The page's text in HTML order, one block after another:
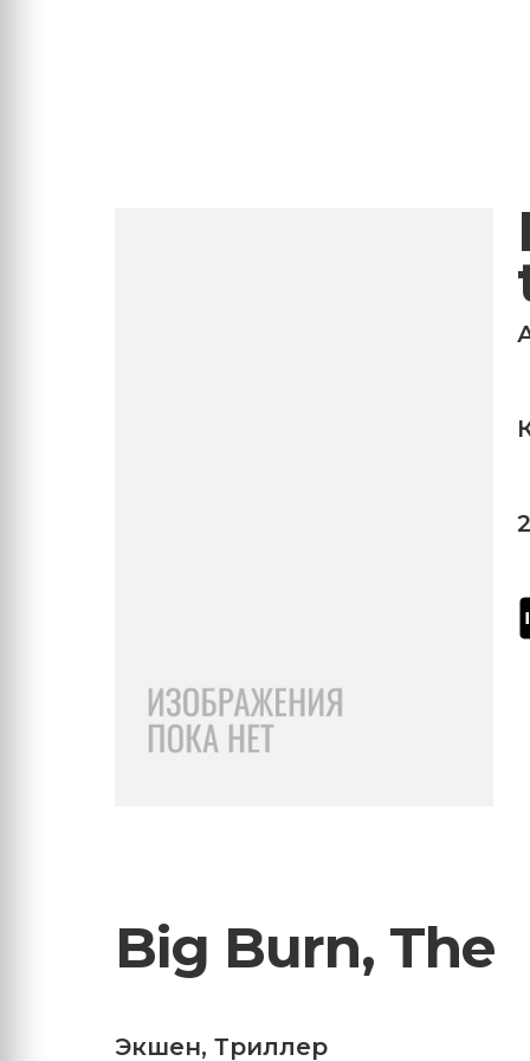
Big Burn, The
Экшен, Триллер